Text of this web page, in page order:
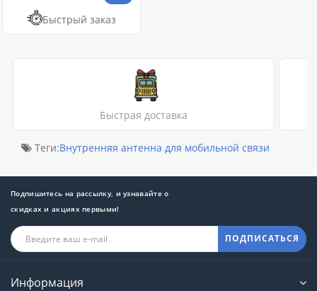
Быстрый заказ
Быстрая доставка
Теги:Внутренняя антенна для мобильной связи
Подпишитесь на рассылку, и узнавайте о
скидках и акциях первыми!
ПОДПИСАТЬСЯ
Информация